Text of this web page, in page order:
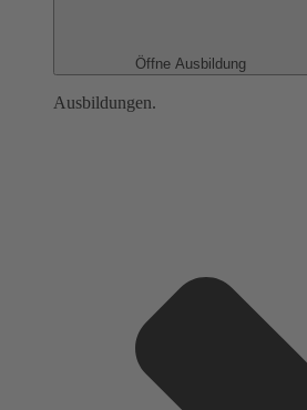
Öffne Ausbildung
Ausbildungen.